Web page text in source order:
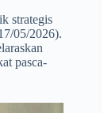
strategis
05/2026).
pasca-